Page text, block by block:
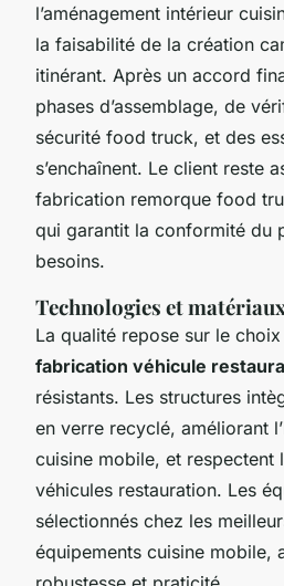
l’aménagement intérieur
la faisabilité de la création
itinérant. Après un accord
phases d’assemblage, de
sécurité food truck, et des
s’enchaînent. Le client reste
fabrication remorque food
qui garantit la conformité du
besoins.
Technologies et
La qualité repose sur le
fabrication véhicule
résistants. Les structures
en verre recyclé, améliorant
cuisine mobile, et respectent
véhicules restauration. Les
sélectionnés chez les
équipements cuisine mobile,